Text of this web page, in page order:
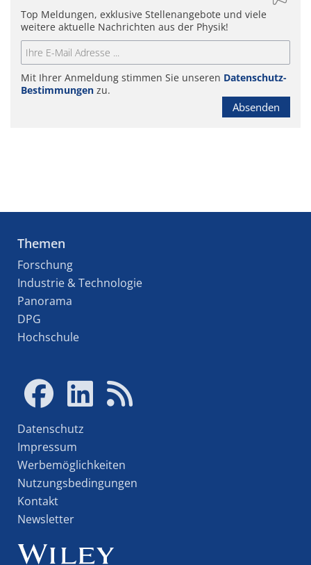
Top Meldungen, exklusive Stellenangebote und viele
weitere aktuelle Nachrichten aus der Physik!
Mit Ihrer Anmeldung stimmen Sie unseren Datenschutz-
Bestimmungen zu.
Absenden
Themen
Forschung
Industrie & Technologie
Panorama
DPG
Hochschule
Datenschutz
Impressum
Werbemöglichkeiten
Nutzungsbedingungen
Kontakt
Newsletter